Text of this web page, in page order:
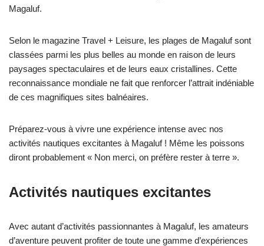
Magaluf.
Selon le magazine Travel + Leisure, les plages de Magaluf sont
classées parmi les plus belles au monde en raison de leurs
paysages spectaculaires et de leurs eaux cristallines. Cette
reconnaissance mondiale ne fait que renforcer l’attrait indéniable
de ces magnifiques sites balnéaires.
Préparez-vous à vivre une expérience intense avec nos
activités nautiques excitantes à Magaluf ! Même les poissons
diront probablement « Non merci, on préfère rester à terre ».
Activités nautiques excitantes
Avec autant d’activités passionnantes à Magaluf, les amateurs
d’aventure peuvent profiter de toute une gamme d’expériences